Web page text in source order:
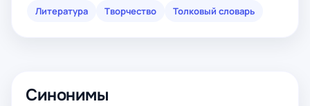
Литература Творчество Толковый словарь
Синонимы